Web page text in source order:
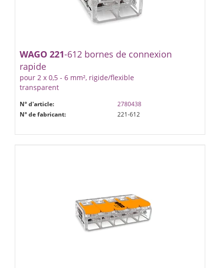
WAGO 221-612 bornes de connexion
rapide
pour 2 x 0,5 - 6 mm², rigide/flexible
transparent
N° d'article:
2780438
N° de fabricant:
221-612